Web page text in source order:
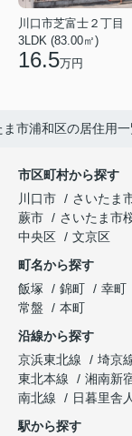
川口市芝富士２丁目
3LDK (83.00㎡)
16.5万円
ま市浦和区の居住用
市区町村から探す
川口市
さいたま
蕨市
さいたま市
中央区
文京区
町名から探す
飯塚
錦町 幸町
常盤
本町
沿線から探す
京浜東北線
埼京
東北本線
湘南新
南北線
日暮里舎
駅から探す